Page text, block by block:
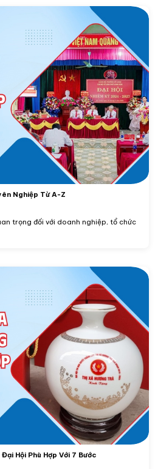
Nghiệp Từ A-Z
trọng đối với doanh nghiệp, tổ chức
Hội Phù Hợp Với 7 Bước